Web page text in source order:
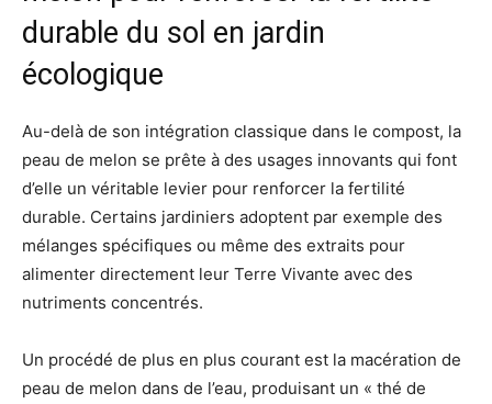
durable du sol en jardin
écologique
Au-delà de son intégration classique dans le compost, la
peau de melon se prête à des usages innovants qui font
d’elle un véritable levier pour renforcer la fertilité
durable. Certains jardiniers adoptent par exemple des
mélanges spécifiques ou même des extraits pour
alimenter directement leur Terre Vivante avec des
nutriments concentrés.
Un procédé de plus en plus courant est la macération de
peau de melon dans de l’eau, produisant un « thé de